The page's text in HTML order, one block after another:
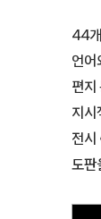
44
언어
편지
지시
전시
도판